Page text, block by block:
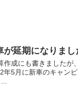
が延期になりまし
成にも書きましたが
5月に新車のキャン